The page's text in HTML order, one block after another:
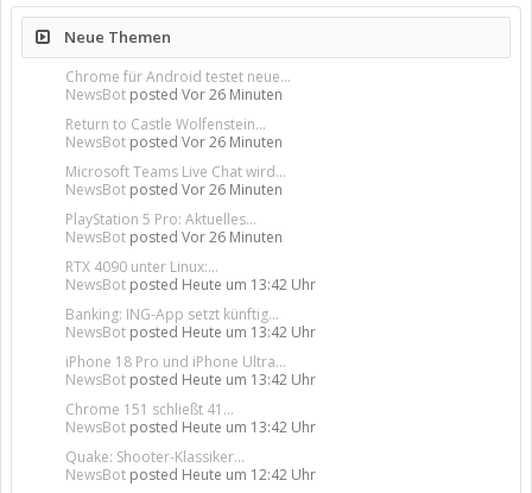
Neue Themen
Chrome für Android testet neue...
NewsBot posted Vor 26 Minuten
Return to Castle Wolfenstein...
NewsBot posted Vor 26 Minuten
Microsoft Teams Live Chat wird...
NewsBot posted Vor 26 Minuten
PlayStation 5 Pro: Aktuelles...
NewsBot posted Vor 26 Minuten
RTX 4090 unter Linux:...
NewsBot posted Heute um 13:42 Uhr
Banking: ING-App setzt künftig...
NewsBot posted Heute um 13:42 Uhr
iPhone 18 Pro und iPhone Ultra...
NewsBot posted Heute um 13:42 Uhr
Chrome 151 schließt 41...
NewsBot posted Heute um 13:42 Uhr
Quake: Shooter-Klassiker...
NewsBot posted Heute um 12:42 Uhr